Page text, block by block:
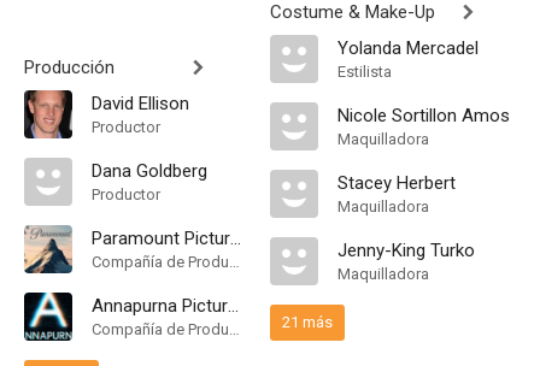
Producción
David Ellison
Productor
Dana Goldberg
Productor
Paramount Pictures
Compañía de Produccion
Annapurna Pictures
Compañía de Produccion
Costume & Make-Up
Yolanda Mercadel
Estilista
Nicole Sortillon Amos
Maquilladora
Stacey Herbert
Maquilladora
Jenny-King Turko
Maquilladora
21 más